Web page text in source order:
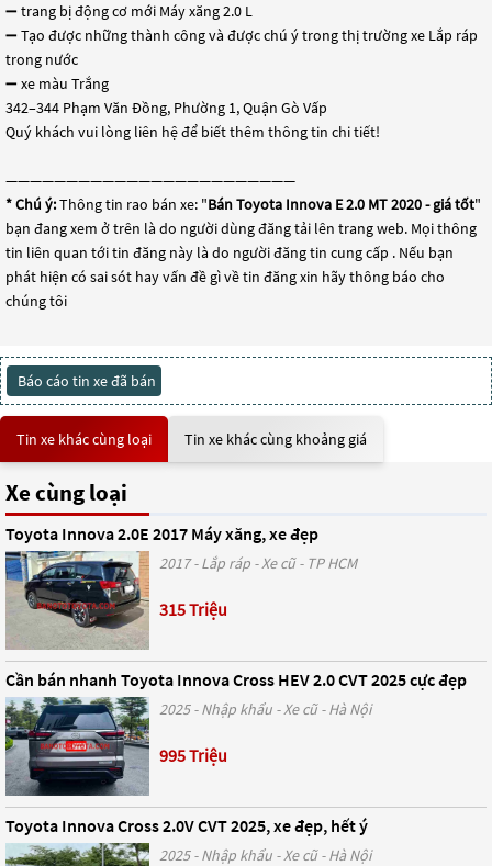
➖ trang bị động cơ mới Máy xăng 2.0 L
➖ Tạo được những thành công và được chú ý trong thị trường xe Lắp ráp
trong nước
➖ xe màu Trắng
342–344 Phạm Văn Đồng, Phường 1, Quận Gò Vấp
Quý khách vui lòng liên hệ để biết thêm thông tin chi tiết!
————————————————————————
* Chú ý:Thông tin rao bán xe: "Bán Toyota Innova E 2.0 MT 2020 - giá tốt"
bạn đang xem ở trên là do người dùng đăng tải lên trang web. Mọi thông
tin liên quan tới tin đăng này là do người đăng tin cung cấp . Nếu bạn
phát hiện có sai sót hay vấn đề gì về tin đăng xin hãy thông báo cho
chúng tôi
Báo cáo tin xe đã bán
Tin xe khác cùng loại Tin xe khác cùng khoảng giá
Xe cùng loại
Toyota Innova 2.0E 2017 Máy xăng, xe đẹp
2017 - Lắp ráp - Xe cũ - TP HCM
315 Triệu
Cần bán nhanh Toyota Innova Cross HEV 2.0 CVT 2025 cực đẹp
2025 - Nhập khẩu - Xe cũ - Hà Nội
995 Triệu
Toyota Innova Cross 2.0V CVT 2025, xe đẹp, hết ý
2025 - Nhập khẩu - Xe cũ - Hà Nội